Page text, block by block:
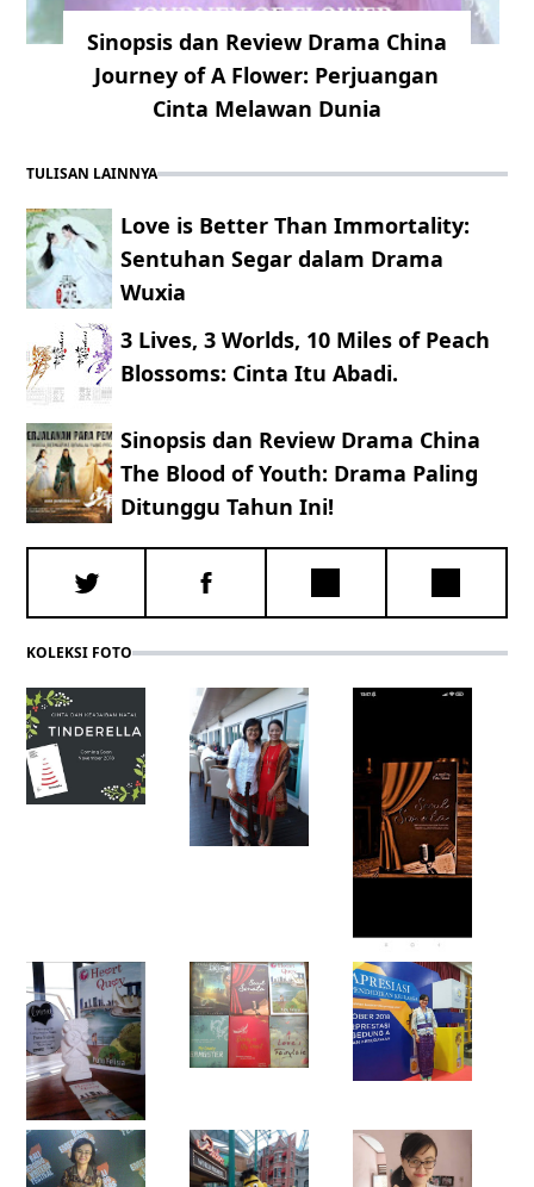
Sinopsis dan Review Drama China
Journey of A Flower: Perjuangan
Cinta Melawan Dunia
TULISAN LAINNYA
Love is Better Than Immortality:
Sentuhan Segar dalam Drama
Wuxia
3 Lives, 3 Worlds, 10 Miles of Peach
Blossoms: Cinta Itu Abadi.
Sinopsis dan Review Drama China
The Blood of Youth: Drama Paling
Ditunggu Tahun Ini!
KOLEKSI FOTO